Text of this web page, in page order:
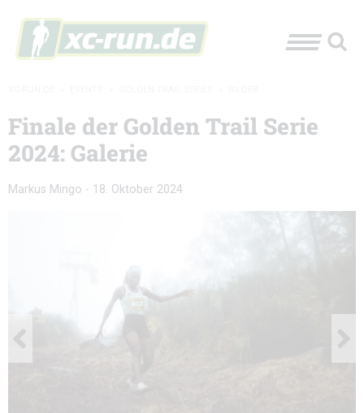
Finale der Golden Trail Serie
2024: Galerie
Markus Mingo - 18. Oktober 2024